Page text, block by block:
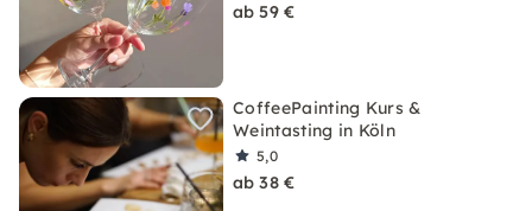
ab 59 €
CoffeePainting Kurs &
Weintasting in Köln
5,0
ab 38 €